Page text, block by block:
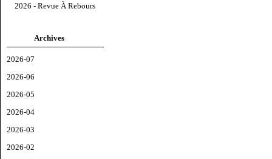
2026 - Revue À Rebours
Archives
2026-07
2026-06
2026-05
2026-04
2026-03
2026-02